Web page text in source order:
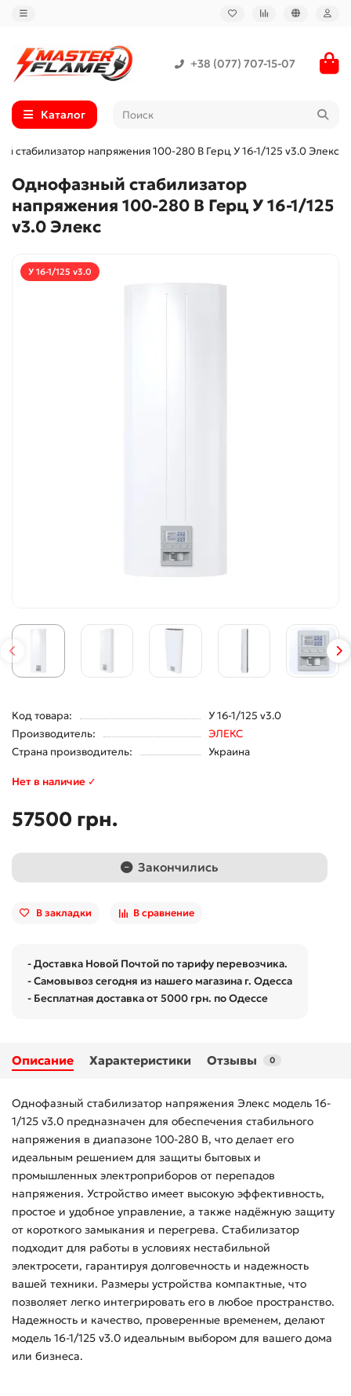
+38 (077) 707-15-07
Каталог
стабилизатор напряжения 100-280 В Герц У 16-1/125 v3.0 Элекс
Однофазный стабилизатор
напряжения 100-280 В Герц У 16-1/125
v3.0 Элекс
У 16-1/125 v3.0
Код товара:
У 16-1/125 v3.0
Производитель:
ЭЛЕКС
Страна производитель:
Украина
Нет в наличие ✓
57500 грн.
Закончились
В закладки В сравнение
- Доставка Новой Почтой по тарифу перевозчика.
- Самовывоз сегодня из нашего магазина г. Одесса
- Бесплатная доставка от 5000 грн. по Одессе
Описание Характеристики Отзывы 0
Однофазный стабилизатор напряжения Элекс модель 16-
1/125 v3.0 предназначен для обеспечения стабильного
напряжения в диапазоне 100-280 В, что делает его
идеальным решением для защиты бытовых и
промышленных электроприборов от перепадов
напряжения. Устройство имеет высокую эффективность,
простое и удобное управление, а также надёжную защиту
от короткого замыкания и перегрева. Стабилизатор
подходит для работы в условиях нестабильной
электросети, гарантируя долговечность и надежность
вашей техники. Размеры устройства компактные, что
позволяет легко интегрировать его в любое пространство.
Надежность и качество, проверенные временем, делают
модель 16-1/125 v3.0 идеальным выбором для вашего дома
или бизнеса.